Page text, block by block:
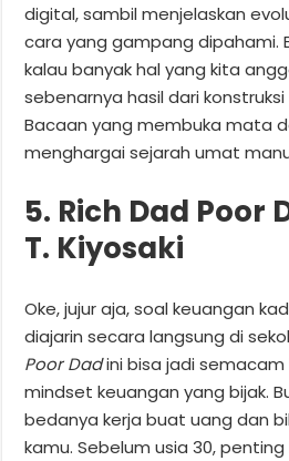
digital, sambil menjelaskan
cara yang gampang dipahami.
kalau banyak hal yang kita
sebenarnya hasil dari
Bacaan yang membuka mata
menghargai sejarah umat
5. Rich Dad Poor
T. Kiyosaki
Oke, jujur aja, soal keuangan
diajarin secara langsung di
Poor Dadini bisa jadi semacam
mindset keuangan yang bijak.
bedanya kerja buat uang dan
kamu. Sebelum usia 30,